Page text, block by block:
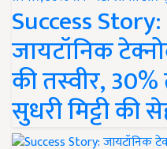
Success
जायटॉनिक
की तस्वीर,
सुधरी मिट्टी की